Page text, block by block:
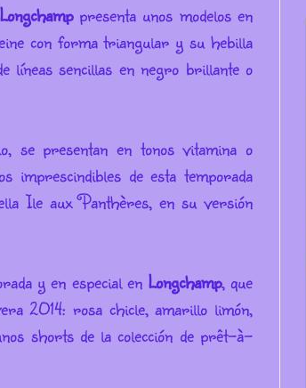
Longchamppresenta unos modelos en
con forma triangular y su hebilla
líneas sencillas en negro brillante o
se presentan en tonos vitamina o
imprescindibles de esta temporada
Île aux Panthères, en su versión
y en especial en Longchamp, que
2014: rosa chicle, amarillo limón,
shorts de la colección de prêt-à-